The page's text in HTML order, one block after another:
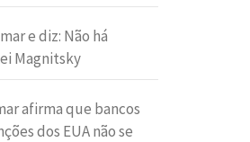
e diz: Não há
Magnitsky
afirma que bancos
dos EUA não se